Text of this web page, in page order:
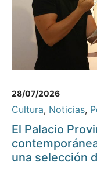
28/07/2026
Cultura, Noticias,
El Palacio
una selección